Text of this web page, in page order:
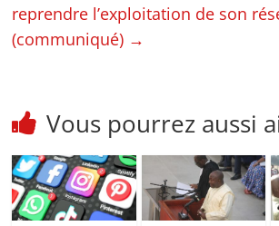
reprendre l’exploitation de son
(communiqué) →
Vous pourrez aussi